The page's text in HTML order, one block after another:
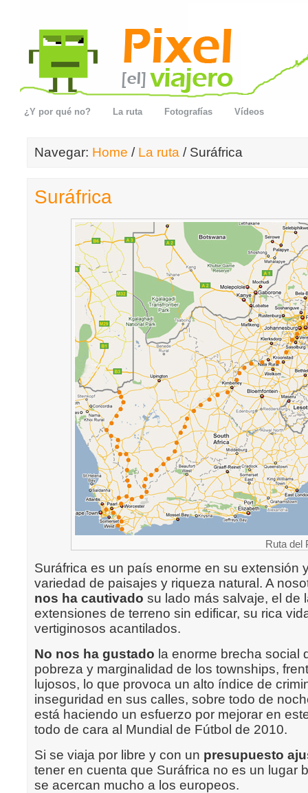
¿Y por qué no? La ruta Fotografías Vídeos
Navegar: Home / La ruta / Suráfrica
Suráfrica
Ruta del
Suráfrica es un país enorme en su extensión
variedad de paisajes y riqueza natural. A
nos ha cautivado su lado más salvaje, el de
extensiones de terreno sin edificar, su rica
vertiginosos acantilados.
No nos ha gustado la enorme brecha social
pobreza y marginalidad de los townships,
lujosos, lo que provoca un alto índice de
inseguridad en sus calles, sobre todo de
está haciendo un esfuerzo por mejorar en
todo de cara al Mundial de Fútbol de 2010.
Si se viaja por libre y con un presupuesto
tener en cuenta que Suráfrica no es un lugar
se acercan mucho a los europeos.